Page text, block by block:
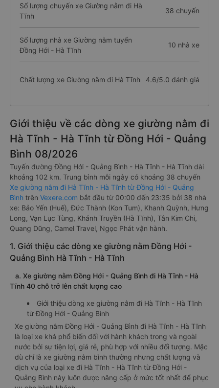
Số lượng chuyến xe Giường nằm đi Hà
Tĩnh
38 chuyến
Số lượng nhà xe Giường nằm tuyến
Đồng Hới - Hà Tĩnh
10 nhà xe
Chất lượng xe Giường nằm đi Hà Tĩnh 4.6/5.0 đánh giá
Giới thiệu về các dòng xe giường nằm đi
Hà Tĩnh - Hà Tĩnh từ Đồng Hới - Quảng
Bình 08/2026
Tuyến đường Đồng Hới - Quảng Bình - Hà Tĩnh - Hà Tĩnh dài
khoảng 102 km. Trung bình mỗi ngày có khoảng 38 chuyến
Xe giường nằm đi Hà Tĩnh - Hà Tĩnh từ Đồng Hới - Quảng
Bình trên Vexere.com bắt đầu từ 00:00 đến 23:35 bởi 38 nhà
xe: Bảo Yến (Huế), Đức Thành (Kon Tum), Khanh Quỳnh, Hưng
Long, Vạn Lục Tùng, Khánh Truyền (Hà Tĩnh), Tân Kim Chi,
Quang Dũng, Camel Travel, Ngọc Phát vận hành.
1. Giới thiệu các dòng xe giường nằm Đồng Hới -
Quảng Bình Hà Tĩnh - Hà Tĩnh
a. Xe giường nằm Đồng Hới - Quảng Bình đi Hà Tĩnh - Hà
Tĩnh 40 chỗ trở lên chất lượng cao
Giới thiệu dòng xe giường nằm đi Hà Tĩnh - Hà Tĩnh
từ Đồng Hới - Quảng Bình
Xe giường nằm Đồng Hới - Quảng Bình đi Hà Tĩnh - Hà Tĩnh
là loại xe khá phổ biến đối với hành khách trong và ngoài
nước bởi sự tiện lợi, giá rẻ, phù hợp với nhiều đối tượng. Mặc
dù chỉ là xe giường nằm bình thường nhưng chất lượng và
dịch vụ của loại xe đi Hà Tĩnh - Hà Tĩnh từ Đồng Hới -
Quảng Bình này luôn được nâng cấp ở mức tốt nhất để phục